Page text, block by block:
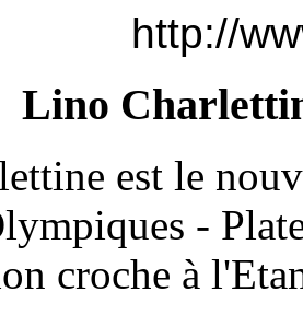
http://
Lino
est le
-
croche à